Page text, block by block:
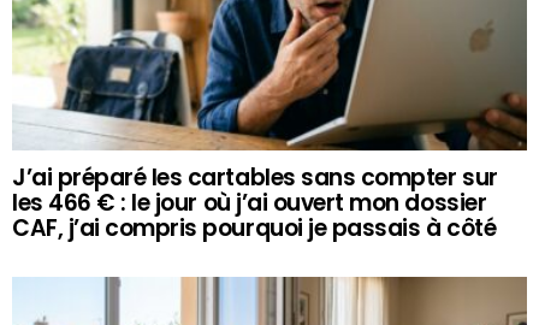
J’ai préparé les cartables sans compter sur
les 466 € : le jour où j’ai ouvert mon dossier
CAF, j’ai compris pourquoi je passais à côté